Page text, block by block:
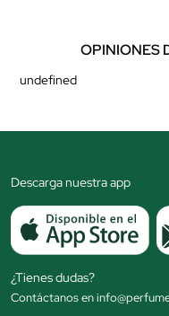
OPINIONES
undefined
Descarga nuestra app
¿Tienes dudas?
Contáctanos en